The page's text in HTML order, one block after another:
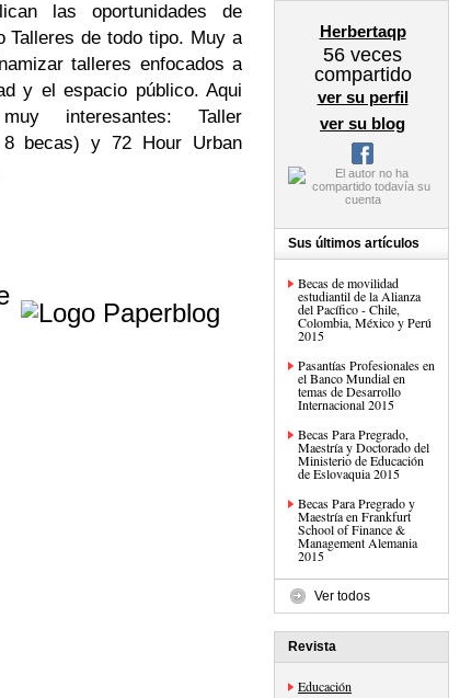
las oportunidades de
Talleres de todo tipo. Muy a
talleres enfocados a
y el espacio público. Aqui
interesantes: Taller
8 becas) y 72 Hour Urban
Herbertaqp
56 veces
compartido
ver su perfil
ver su blog
Sus últimos artículos
Becas de movilidad
estudiantil de la Alianza
del Pacífico - Chile,
Colombia, México y Perú
2015
Pasantías Profesionales en
el Banco Mundial en
temas de Desarrollo
Internacional 2015
Becas Para Pregrado,
Maestría y Doctorado del
Ministerio de Educación
de Eslovaquia 2015
Becas Para Pregrado y
Maestría en Frankfurt
School of Finance &
Management Alemania
2015
Ver todos
Revista
Educación